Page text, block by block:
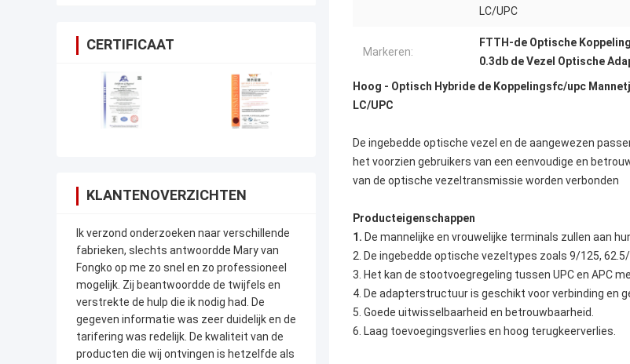
CERTIFICAAT
KLANTENOVERZICHTEN
Ik verzond onderzoeken naar verschillende
fabrieken, slechts antwoordde Mary van
Fongko op me zo snel en zo professioneel
mogelijk. Zij beantwoordde de twijfels en
verstrekte de hulp die ik nodig had. De
gegeven informatie was zeer duidelijk en de
tarifering was redelijk. De kwaliteit van de
producten die wij ontvingen is hetzelfde als
LC/UPC
Markeren:
FTTH-de Optische
0.3db de Vezel Optische
Hoog - Optisch Hybride de Koppelingsfc/upc
LC/UPC
De ingebedde optische vezel en de aangewezen
het voorzien gebruikers van een eenvoudige en
van de optische vezeltransmissie worden verbonden
Producteigenschappen
1. De mannelijke en vrouwelijke terminals zullen aan
2. De ingebedde optische vezeltypes zoals 9/125,
3. Het kan de stootvoegregeling tussen UPC en APC
4. De adapterstructuur is geschikt voor verbinding en
5. Goede uitwisselbaarheid en betrouwbaarheid.
6. Laag toevoegingsverlies en hoog terugkeerverlies.